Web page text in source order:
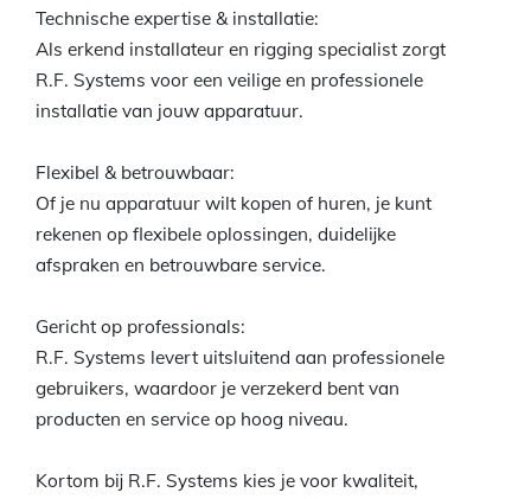
Technische expertise & installatie:
Als erkend installateur en rigging specialist zorgt
R.F. Systems voor een veilige en professionele
installatie van jouw apparatuur.
Flexibel & betrouwbaar:
Of je nu apparatuur wilt kopen of huren, je kunt
rekenen op flexibele oplossingen, duidelijke
afspraken en betrouwbare service.
Gericht op professionals:
R.F. Systems levert uitsluitend aan professionele
gebruikers, waardoor je verzekerd bent van
producten en service op hoog niveau.
Kortom bij R.F. Systems kies je voor kwaliteit,